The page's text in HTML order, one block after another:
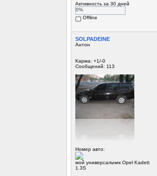
Активность за 30 дней
0%
Offline
SOLPADEINE
Антон
Карма: +1/-0
Сообщений: 113
Номер авто:
мой универсальчик Opel Kadett
1.3S